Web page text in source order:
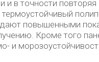
в точности
повышенными
Кроме того
и